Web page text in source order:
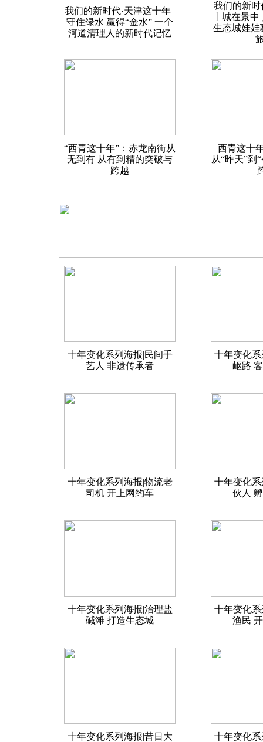
我们的新时代·天津这十年 |
守住绿水 赢得“金水” 一个
河道清理人的新时代记忆
我们的新时
丨城在景
生态城娃娃
“西青这十年”：赤龙南街从
无到有 从有到精的突破与
跨越
西青这十
从“昨天”到
十年变化系列海报|民间手
艺人 非遗传承者
十年变化
岖路
十年变化系列海报|物流老
司机 开上网约车
十年变化
伙人
十年变化系列海报|治理盐
碱滩 打造生态城
十年变化
渔民
十年变化系列海报|昔日大
十年变化